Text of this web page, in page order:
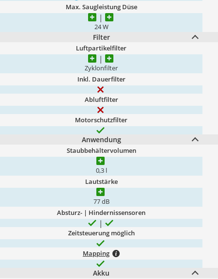
Max. Saugleistung Düse
24 W
Filter
Luftpartikelfilter
Zyklonfilter
Inkl. Dauerfilter
Abluftfilter
Motorschutzfilter
Anwendung
Staubbehältervolumen
0,3 l
Lautstärke
77 dB
Absturz- | Hindernissensoren
Zeitsteuerung möglich
Mapping
Akku